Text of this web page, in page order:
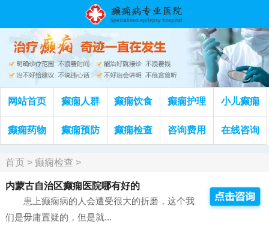
网站首页 癫痫人群 癫痫饮食 癫痫护理 小儿癫痫
癫痫药物 癫痫预防 癫痫检查 咨询费用 在线咨询
首页> 癫痫检查 >
内蒙古自治区癫痫医院哪有好的
患上癫痫病的人会遭受很大的折磨，这个我
们是毋庸置疑的，但是就...